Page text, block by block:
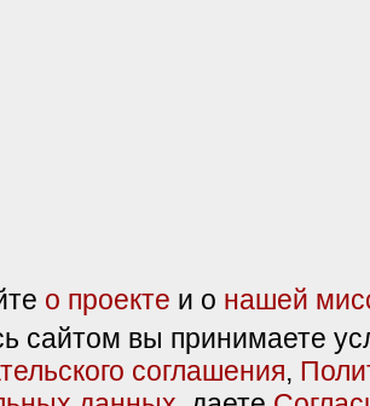
о проекте и о нашей
сайтом вы принимаете
соглашения,